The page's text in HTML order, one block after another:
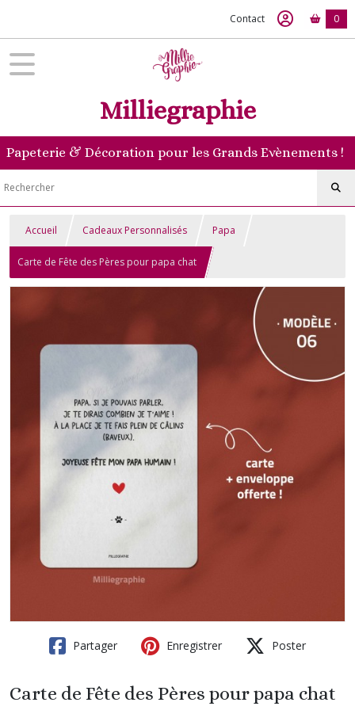
Contact 0
Milliegraphie
Papeterie & Décoration pour les Grands Evènements !
Accueil Cadeaux Personnalisés Papa
Carte de Fête des Pères pour papa chat
Partager Enregistrer Poster
Carte de Fête des Pères pour papa chat